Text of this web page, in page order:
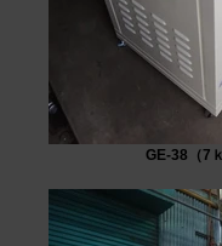
GE-38（7